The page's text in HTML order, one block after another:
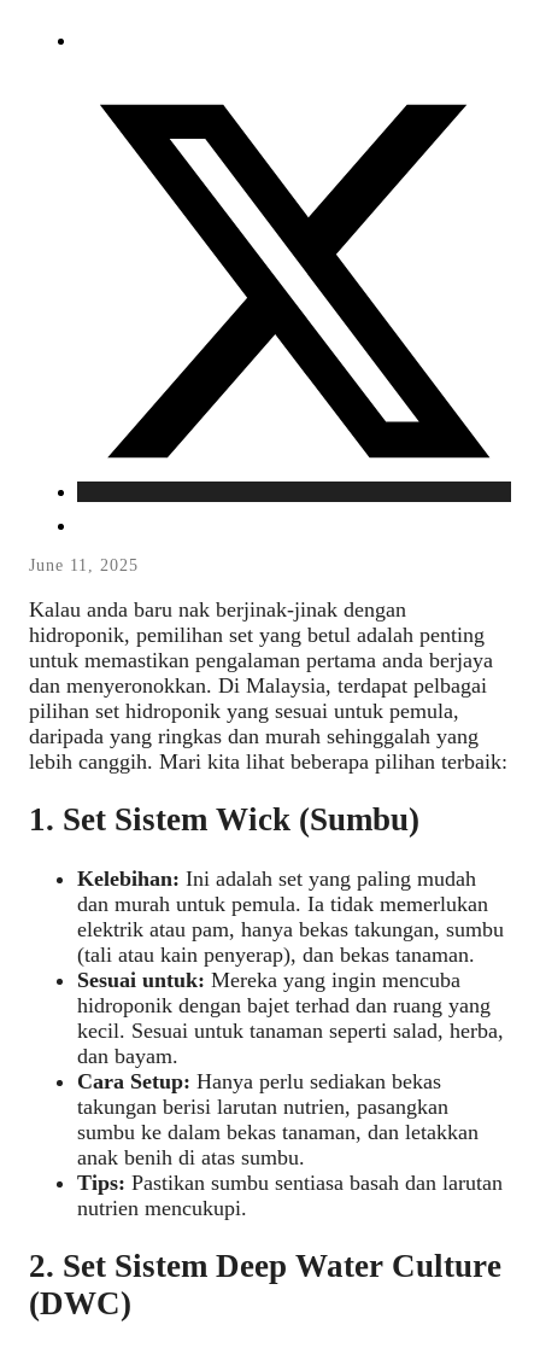
June 11, 2025
Kalau anda baru nak berjinak-jinak dengan
hidroponik, pemilihan set yang betul adalah penting
untuk memastikan pengalaman pertama anda berjaya
dan menyeronokkan. Di Malaysia, terdapat pelbagai
pilihan set hidroponik yang sesuai untuk pemula,
daripada yang ringkas dan murah sehinggalah yang
lebih canggih. Mari kita lihat beberapa pilihan terbaik:
1. Set Sistem Wick (Sumbu)
Kelebihan: Ini adalah set yang paling mudah
dan murah untuk pemula. Ia tidak memerlukan
elektrik atau pam, hanya bekas takungan, sumbu
(tali atau kain penyerap), dan bekas tanaman.
Sesuai untuk: Mereka yang ingin mencuba
hidroponik dengan bajet terhad dan ruang yang
kecil. Sesuai untuk tanaman seperti salad, herba,
dan bayam.
Cara Setup: Hanya perlu sediakan bekas
takungan berisi larutan nutrien, pasangkan
sumbu ke dalam bekas tanaman, dan letakkan
anak benih di atas sumbu.
Tips: Pastikan sumbu sentiasa basah dan larutan
nutrien mencukupi.
2. Set Sistem Deep Water Culture
(DWC)